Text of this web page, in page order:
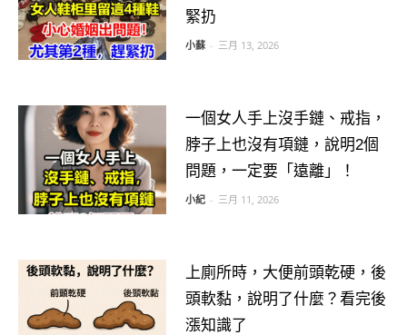
緊扔
小蘇 - 三月 13, 2026
一個女人手上沒手鏈、戒指，
脖子上也沒有項鏈，說明2個
問題，一定要「遠離」！
小紀 - 三月 11, 2026
上廁所時，大便前頭乾硬，後
頭軟黏，說明了什麼？看完後
漲知識了